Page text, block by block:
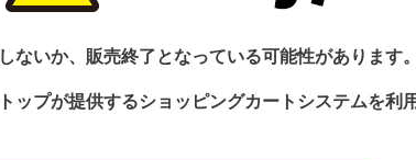
ないか、販売終了となっている可能性があります
ップが提供するショッピングカートシステムを利